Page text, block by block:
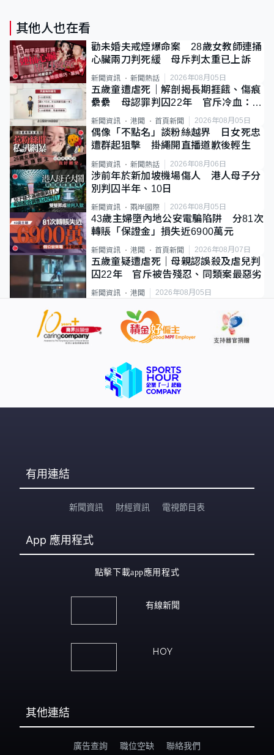
其他人也在看
勸未婚夫戒煙爆命案 28歲女教師連捅
心臟兩刀判死緩 母斥判太重已上訴
新聞資訊 新聞熱話 2026年08月05日
五歲童遭虐死｜解剖揭長期捱餓、傷痕
纍纍 母認罪判囚22年 官斥冷血：同
類案最惡劣
新聞資訊 港聞 首頁新聞 2026年08月05日
偶像「不點名」談粉絲越界 日女死忠
遭群起狙擊 掛繩開直播道歉後輕生
新聞資訊 新聞熱話 2026年08月06日
涉前年於新加坡機場傷人 港人母子分
別判囚半年、10日
新聞資訊 兩岸國際 2026年08月05日
43歲主婦墮內地公安電騙陷阱 分81次
轉賬「保證金」損失近6900萬元
新聞資訊 港聞 首頁新聞 2026年08月07日
五歲童疑遭虐死｜母親認誤殺及虐兒判
囚22年 官斥被告殘忍、同類案最惡劣
新聞資訊 港聞 2026年08月05日
有用連結
新聞資訊 財經資訊 電視節目表
App 應用程式
點擊下載app應用程式
有線新聞
HOY
其他連結
廣告查詢 職位空缺 聯絡我們